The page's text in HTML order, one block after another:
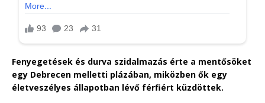
Fenyegetések és durva szidalmazás érte a mentősöket
egy Debrecen melletti plázában, miközben ők egy
életveszélyes állapotban lévő férfiért küzdöttek.